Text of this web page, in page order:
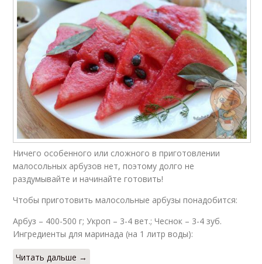
Ничего особенного или сложного в приготовлении
малосольных арбузов нет, поэтому долго не
раздумывайте и начинайте готовить!
Чтобы приготовить малосольные арбузы понадобится:
Арбуз – 400-500 г; Укроп – 3-4 вет.; Чеснок – 3-4 зуб.
Ингредиенты для маринада (на 1 литр воды):
Читать дальше →